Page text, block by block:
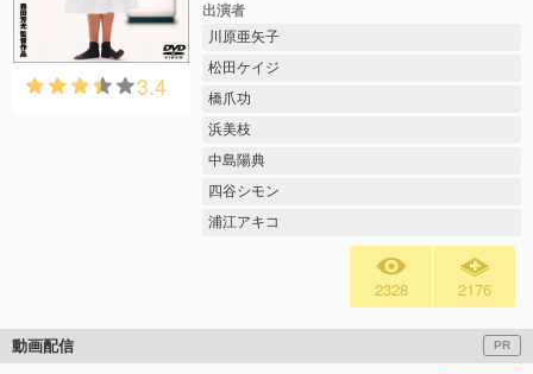
3.4
出演者
川原亜矢子
松田ケイジ
橋爪功
浜美枝
中島陽典
四谷シモン
浦江アキコ
2328 2176
動画配信 PR